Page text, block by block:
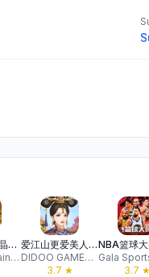
全民枪战2：晶钻觉醒
Hero Entertainment Co., Ltd.
爱江山更爱美人-解锁陈婉君的百变玩法
DIDOO GAMES CO.,LIMITED
3.7 ★
3.7 ★